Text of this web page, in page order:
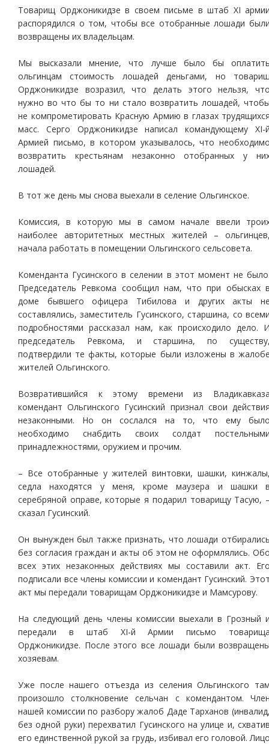
Товарищ Орджоникидзе в своем письме в штаб XI
распорядился о том, чтобы все отобранные лошади
возвращены их владельцам.
Мы высказали мнение, что лучше было бы
ольгинцам стоимость лошадей деньгами, но
Орджоникидзе возразил, что делать этого нельзя,
нужно во что бы то ни стало возвратить лошадей,
не компрометировать Красную Армию в глазах
масс. Серго Орджоникидзе написал командующему ХI-
Армией письмо, в котором указывалось, что
возвратить крестьянам незаконно отобранных у
лошадей.
В тот же день мы снова выехали в селение Ольгинское.
Комиссия, в которую мы в самом начале ввели
наиболее авторитетных местных жителей –
начала работать в помещении Ольгинского сельсовета.
Коменданта Гусинского в селении в этот момент не
Председатель Ревкома сообщил нам, что при обысках
доме бывшего офицера Тибилова и других акты
составлялись, заместитель Гусинского, старшина, со
подробностями рассказал нам, как происходило дело.
председатель Ревкома, и старшина, по
подтвердили те факты, которые были изложены в
жителей Ольгинского.
Возвратившийся к этому времени из
комендант Ольгинского Гусинский признал свои
незаконными. Но он сослался на то, что ему
необходимо снабдить своих солдат
принадлежностями, оружием и прочим.
– Все отобранные у жителей винтовки, шашки,
седла находятся у меня, кроме маузера и шашки
серебряной оправе, которые я подарил товарищу Тасую,
сказал Гусинский.
Он вынужден был также признать, что лошади
без согласия граждан и акты об этом не оформлялись.
всех этих незаконных действиях мы составили акт.
подписали все члены комиссии и комендант Гусинский.
акт мы передали товарищам Орджоникидзе и Мамсурову.
На следующий день члены комиссии выехали в Грозный
передали в штаб ХI-й Армии письмо
Орджоникидзе. После этого все лошади были
хозяевам.
Уже после нашего отъезда из селения Ольгинского
произошло столкновение сельчан с комендантом.
нашей комиссии по разбору жалоб Даде Тарханов
без одной руки) перехватил Гусинского на улице и,
его единственной рукой за грудь, избивал его головой.